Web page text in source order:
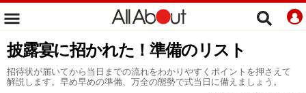
披露宴に招かれた！準備のリスト
招待状が届いてから当日までの流れをわかりやすくポイントを押さえて
解説します。早め早めの準備、万全の態勢で式当日に備えましょう。